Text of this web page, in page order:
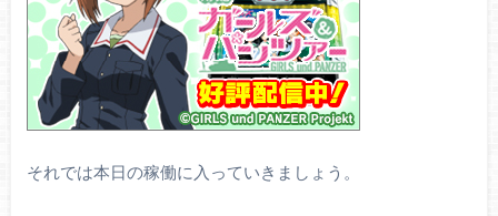
それでは本日の稼働に入っていきましょう。